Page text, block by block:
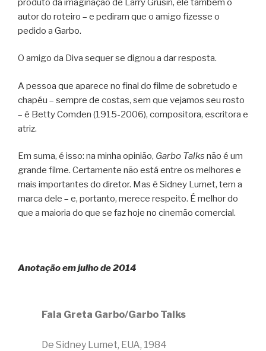
produto da imaginação de Larry Grusin, ele também o
autor do roteiro – e pediram que o amigo fizesse o
pedido a Garbo.
O amigo da Diva sequer se dignou a dar resposta.
A pessoa que aparece no final do filme de sobretudo e
chapéu – sempre de costas, sem que vejamos seu rosto
– é Betty Comden (1915-2006), compositora, escritora e
atriz.
Em suma, é isso: na minha opinião, Garbo Talks não é um
grande filme. Certamente não está entre os melhores e
mais importantes do diretor. Mas é Sidney Lumet, tem a
marca dele – e, portanto, merece respeito. É melhor do
que a maioria do que se faz hoje no cinemão comercial.
Anotação em julho de 2014
Fala Greta Garbo/Garbo Talks
De Sidney Lumet, EUA, 1984